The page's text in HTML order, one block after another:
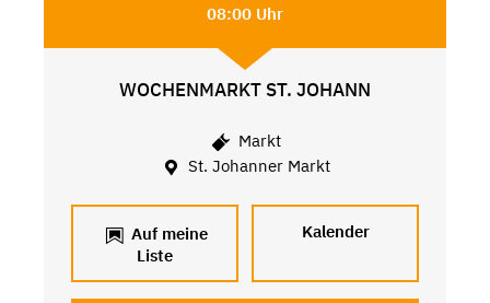
08:00 Uhr
WOCHENMARKT ST. JOHANN
Markt
St. Johanner Markt
Auf meine
Liste
Kalender